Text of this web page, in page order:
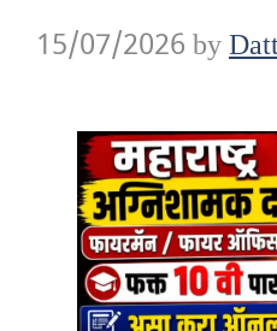
15/07/2026 by